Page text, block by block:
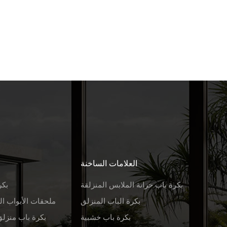
ملحقات الأبواب
بكرة باب
العلامات الساخنة
بكرة باب خزانة الملابس المنزلقة
بكرة الباب المنزلق
بكرة باب خشبية